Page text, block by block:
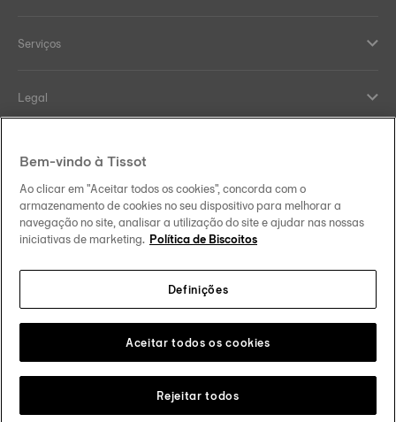
Serviços
Legal
Help and contacts
Our commitments
Follow us on social media
Change country Tissot Copyrights 2026
Bem-vindo à Tissot
Ao clicar em "Aceitar todos os cookies", concorda com o
armazenamento de cookies no seu dispositivo para melhorar a
navegação no site, analisar a utilização do site e ajudar nas nossas
iniciativas de marketing. Política de Biscoitos
Definições
Rejeitar todos
Aceitar todos os cookies